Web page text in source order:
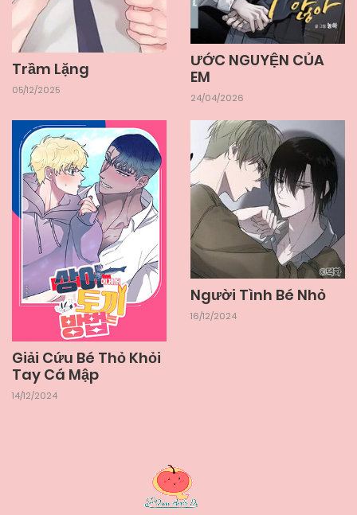
Trầm Lặng
05/12/2025
ƯỚC NGUYỆN CỦA
EM
24/04/2026
Giải Cứu Bé Thỏ Khỏi
Tay Cá Mập
14/12/2024
Người Tình Bé Nhỏ
16/12/2024